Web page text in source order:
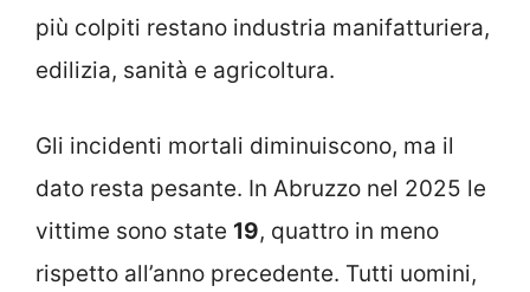
più colpiti restano industria manifatturiera,
edilizia, sanità e agricoltura.
Gli incidenti mortali diminuiscono, ma il
dato resta pesante. In Abruzzo nel 2025 le
vittime sono state 19, quattro in meno
rispetto all’anno precedente. Tutti uomini,